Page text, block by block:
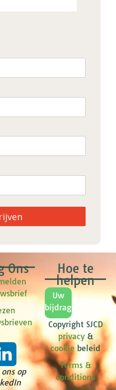
Ons
ons op
Hoe te
helpen
Uw
bijdrage
Copyright SJCD
privacy&
cookie beleid
Terms &
conditions